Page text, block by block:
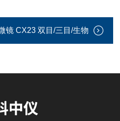
镜 CX23 双目/三目/生物